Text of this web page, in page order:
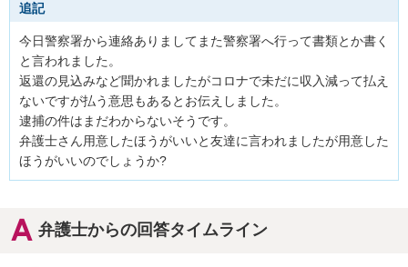
追記
今日警察署から連絡ありましてまた警察署へ行って書類とか書く
と言われました。
返還の見込みなど聞かれましたがコロナで未だに収入減って払え
ないですが払う意思もあるとお伝えしました。
逮捕の件はまだわからないそうです。
弁護士さん用意したほうがいいと友達に言われましたが用意した
ほうがいいのでしょうか?
弁護士からの回答タイムライン